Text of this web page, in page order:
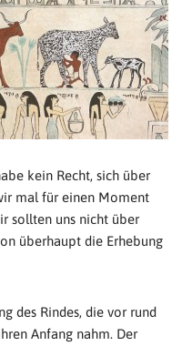
kein Recht, sich über
mal für einen Moment
sollten uns nicht über
überhaupt die Erhebung
des Rindes, die vor rund
Anfang nahm. Der